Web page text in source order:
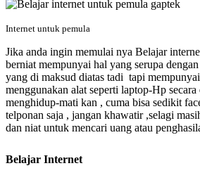
Internet untuk pemula
Jika anda ingin memulai nya Belajar
berniat mempunyai hal yang serupa
yang di maksud diatas tadi tapi
menggunakan alat seperti laptop-Hp
menghidup-mati kan , cuma bisa sedikit
telponan saja , jangan khawatir ,selagi
dan niat untuk mencari uang atau
Belajar Internet